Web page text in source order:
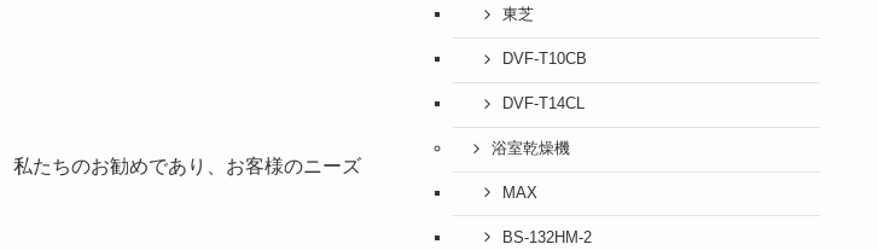
私たちのお勧めであり、お客様のニーズ
東芝
DVF-T10CB
DVF-T14CL
浴室乾燥機
MAX
BS-132HM-2